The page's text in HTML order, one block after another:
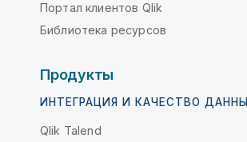
Портал клиентов Qlik
Библиотека ресурсов
Продукты
ИНТЕГРАЦИЯ И КАЧЕСТВО
Qlik Talend